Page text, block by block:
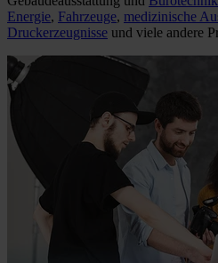
Energie, Fahrzeuge, medizinische
Druckerzeugnisse und viele andere